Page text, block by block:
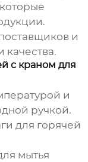
и
с краном для
и
ручкой.
для горячей
мытья